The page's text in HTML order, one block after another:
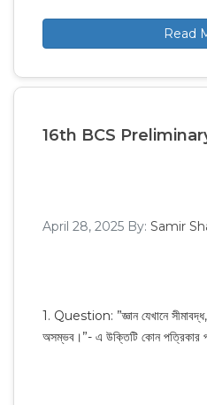
Read
16th BCS
April 28, 2025 By: Samir
1. Question: ”জ্ঞান যেখানে
অসম্ভব।”- এ উক্তিটি কোন পত্রিকার